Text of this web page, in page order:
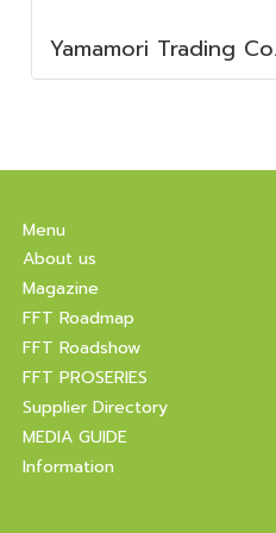
Menu
About us
Magazine
FFT Roadmap
FFT Roadshow
FFT PROSERIES
Supplier Directory
MEDIA GUIDE
Information